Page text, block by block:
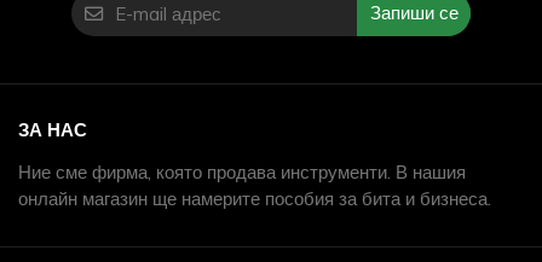
Запиши се
ЗА НАС
Ние сме фирма, която продава инструменти. В нашия
онлайн магазин ще намерите пособия за бита и бизнеса.